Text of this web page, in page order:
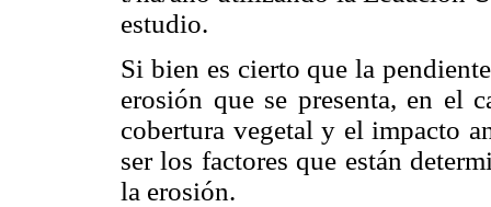
estudio.
Si bien es cierto que la
erosión que se presenta, en el
cobertura vegetal y el impacto
ser los factores que están
la erosión.